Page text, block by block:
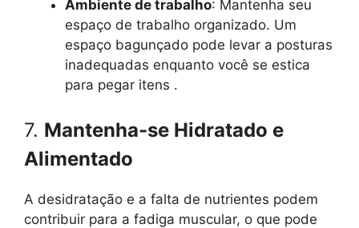
Ambiente de trabalho: Mantenha seu
espaço de trabalho organizado. Um
espaço bagunçado pode levar a posturas
inadequadas enquanto você se estica
para pegar itens .
7. Mantenha-se Hidratado e
Alimentado
A desidratação e a falta de nutrientes podem
contribuir para a fadiga muscular, o que pode